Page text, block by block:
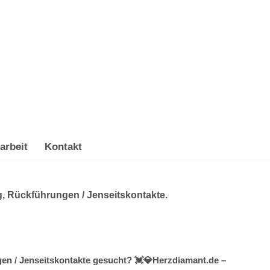
Kontakt
Rückführungen / Jenseitskontakte.
/ Jenseitskontakte gesucht? 💓️💎Herzdiamant.de –